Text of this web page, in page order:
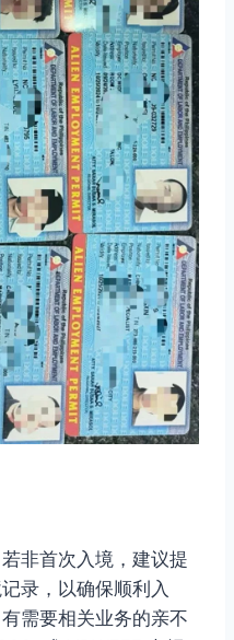
非首次入境，建议提
录，以确保顺利入
需要相关业务的亲不